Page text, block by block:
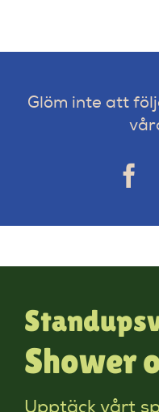
Glöm inte att
Shower